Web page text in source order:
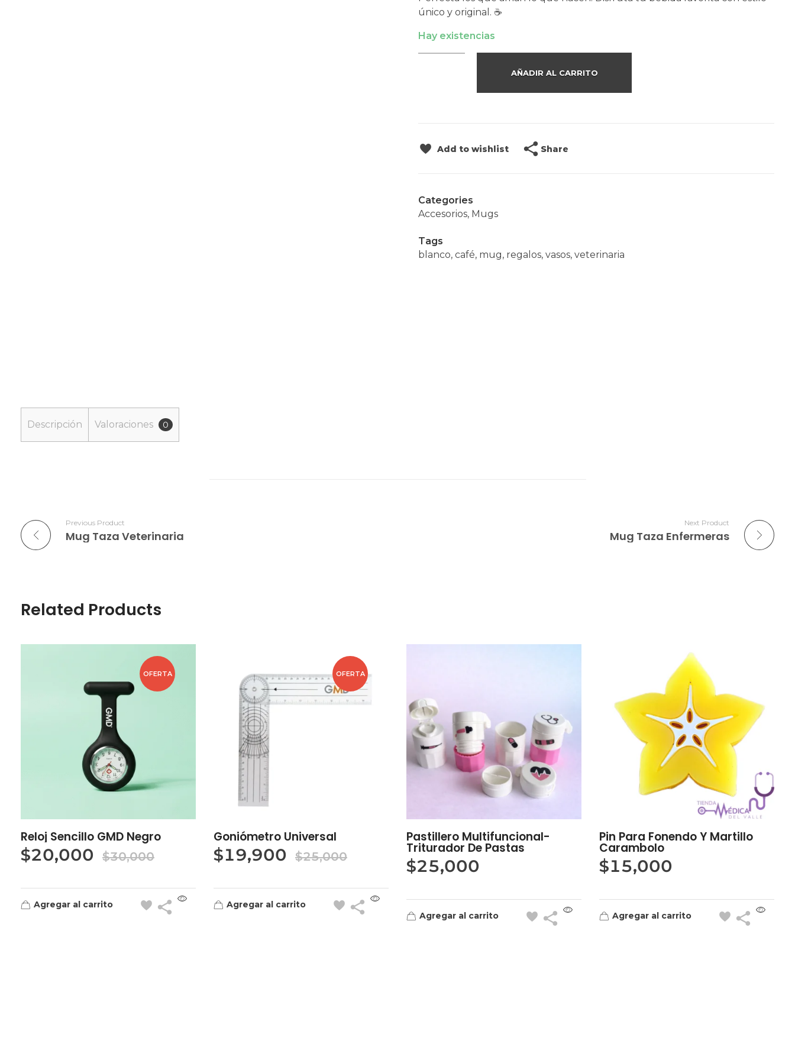
único y original. ☕️
Hay existencias
AÑADIR AL CARRITO
Add to wishlist Share
Categories
Accesorios, Mugs
Tags
blanco, café, mug, regalos, vasos, veterinaria
Descripción Valoraciones 0
Previous Product
Mug Taza Veterinaria
Next Product
Mug Taza Enfermeras
Related Products
OFERTA
Reloj Sencillo GMD Negro
$20,000 $30,000
Agregar al carrito
OFERTA
Goniómetro Universal
$19,900 $25,000
Agregar al carrito
Pastillero Multifuncional-
Triturador De Pastas
$25,000
Agregar al carrito
Pin Para Fonendo Y Martillo
Carambolo
$15,000
Agregar al carrito